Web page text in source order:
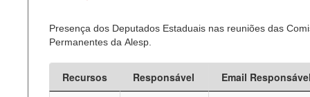
Presença dos Deputados Estaduais nas reuniões das
Permanentes da Alesp.
Recursos Responsável
Email